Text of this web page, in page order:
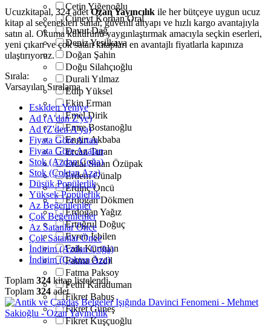
Çetin Yiğenoğlu
Cüneyt Korhan Oral
Davut Dağ
Deniz Yeşilkaya
Doğan Şahin
Doğu Silahçıoğlu
Durali Yılmaz
Edip Yüksel
Ekin Erman
Emel Dirik
Emre Bostanoğlu
Engin Akbaba
Ercan Turan
Erdal Sinan Özüpak
Erdem Günalp
Erdinç Öncü
Erdoğan Dökmen
Erdoğan Yağız
Ertuğrul Doğuç
Evren İşbilen
Faik Kurtulan
Fatma Özdil
Fatma Paksoy
Fethi Karaduman
Fikret Babuş
Fikret Güneş
Fikret Kuşçuoğlu
Ucuzkitapal, 324 adetOzan Yayıncılık ile her bütçeye uygun ucuz
kitap al seçenekleri sunar, güvenli altyapı ve hızlı kargo avantajıyla
satın al. Okuma kültürünü yaygınlaştırmak amacıyla seçkin eserleri,
yeni çıkan ve çok satan kitapları en avantajlı fiyatlarla kapınıza
ulaştırıyoruz.
Sırala:
Varsayılan Sıralama
Eskiden Yeniye
Ad (A'dan Z'ye)
Ad (Z'den A'ya)
Fiyata Göre Artan
Fiyata Göre Azalan
Stok (Azdan Çoğa)
Stok (Çoktan Aza)
Düşük Popülerlik
Yüksek Popülerlik
Az Beğenilenler
Çok Beğenilenler
Az Satanlar Önce
Çok Satanlar Önce
İndirim (Azdan Çoğa)
İndirim (Çoktan Aza)
Toplam 324 kitap listelendi
Toplam 324 adet